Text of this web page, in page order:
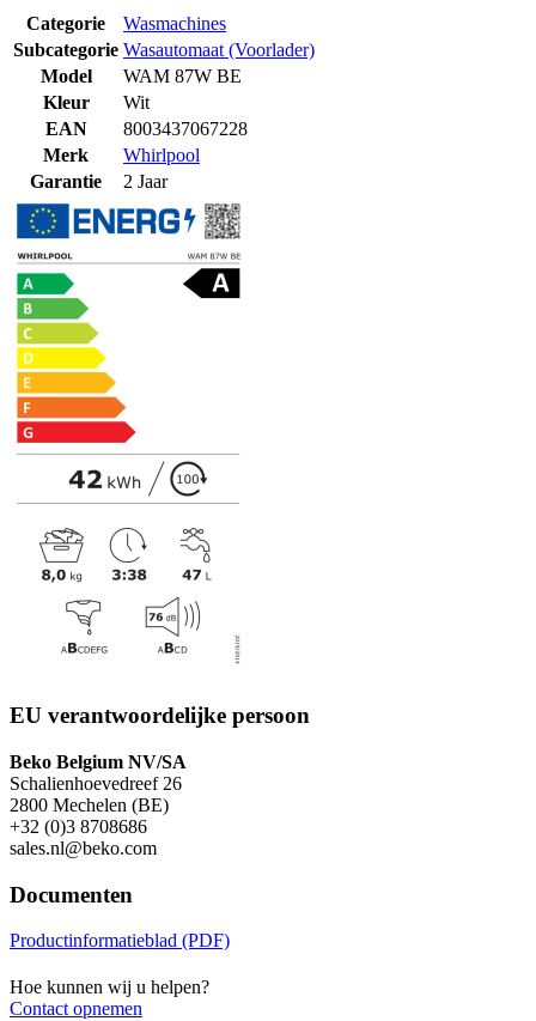
Categorie
Wasmachines
Subcategorie Wasautomaat (Voorlader)
Model
WAM 87W BE
Kleur
Wit
EAN
8003437067228
Merk
Whirlpool
Garantie
2 Jaar
EU verantwoordelijke persoon
Beko Belgium NV/SA
Schalienhoevedreef 26
2800 Mechelen (BE)
+32 (0)3 8708686
sales.nl@beko.com
Documenten
Productinformatieblad (PDF)
Hoe kunnen wij u helpen?
Contact opnemen